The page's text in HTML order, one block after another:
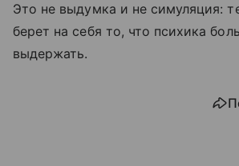
Это не выдумка и не симуляция:
берет на себя то, что психика
выдержать.